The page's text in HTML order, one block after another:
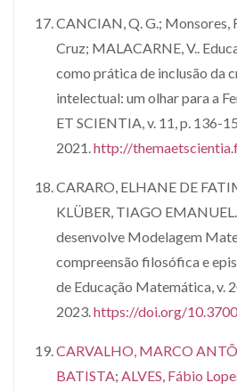
CANCIAN, Q. G.; Monsores,
Cruz; MALACARNE, V..
como prática de inclusão da
intelectual: um olhar para a
ET SCIENTIA, v. 11, p. 136-
2021.http://
CARARO, ELHANE DE
KLÜBER, TIAGO
desenvolve Modelagem
compreensão filosófica e
de Educação Matemática, v.
2023.https://doi.org/
CARVALHO, MARCO
BATISTA; ALVES, Fábio